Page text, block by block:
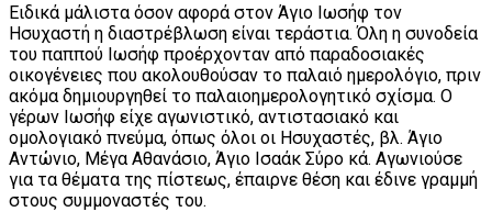
Ειδικά μάλιστα όσον αφορά στον Άγιο Ιωσήφ τον
Ησυχαστή η διαστρέβλωση είναι τεράστια. Όλη η συνοδεία
του παππού Ιωσήφ προέρχονταν από παραδοσιακές
οικογένειες που ακολουθούσαν το παλαιό ημερολόγιο, πριν
ακόμα δημιουργηθεί το παλαιοημερολογητικό σχίσμα. Ο
γέρων Ιωσήφ είχε αγωνιστικό, αντιστασιακό και
ομολογιακό πνεύμα, όπως όλοι οι Ησυχαστές, βλ. Άγιο
Αντώνιο, Μέγα Αθανάσιο, Άγιο Ισαάκ Σύρο κά. Αγωνιούσε
για τα θέματα της πίστεως, έπαιρνε θέση και έδινε γραμμή
στους συμμοναστές του.